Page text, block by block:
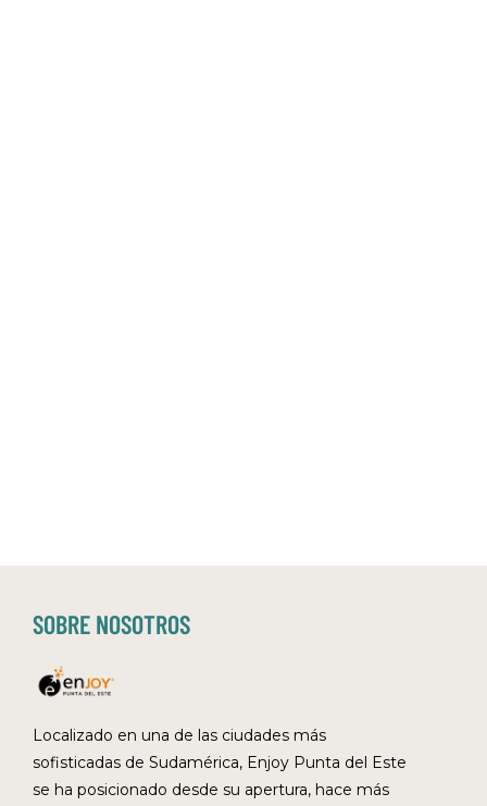
SOBRE NOSOTROS
Localizado en una de las ciudades más
sofisticadas de Sudamérica, Enjoy Punta del Este
se ha posicionado desde su apertura, hace más